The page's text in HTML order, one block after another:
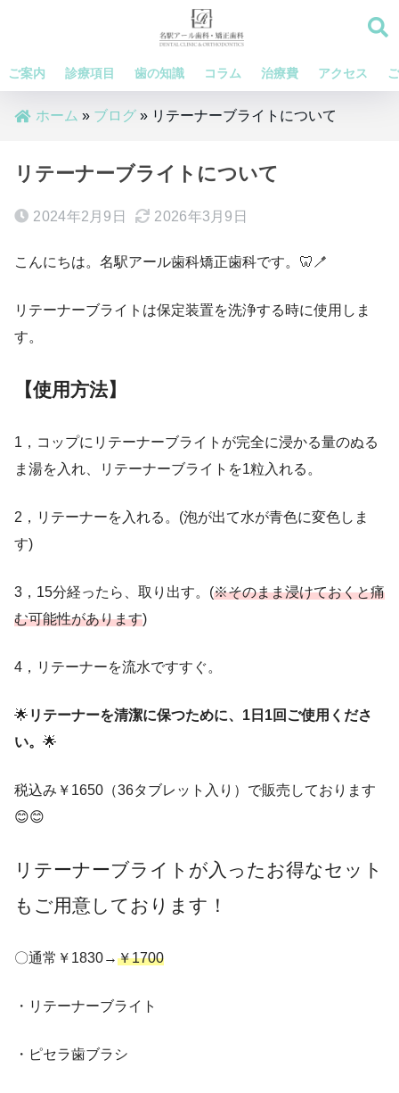
ご案内 診療項目 歯の知識 コラム 治療費 アクセス
ホーム » ブログ » リテーナーブライトについて
リテーナーブライトについて
2024年2月9日 2026年3月9日
こんにちは。名駅アール歯科矯正歯科です。🦷🪥
リテーナーブライトは保定装置を洗浄する時に使用しま
す。
【使用方法】
1，コップにリテーナーブライトが完全に浸かる量のぬる
ま湯を入れ、リテーナーブライトを1粒入れる。
2，リテーナーを入れる。(泡が出て水が青色に変色しま
す)
3，15分経ったら、取り出す。(※そのまま浸けておくと痛
む可能性があります)
4，リテーナーを流水ですすぐ。
🌟 リテーナーを清潔に保つために、1日1回ご使用くださ
い。 🌟
税込み￥1650（36タブレット入り）で販売しております
😊😊
リテーナーブライトが入ったお得なセット
もご用意しております！
〇通常￥1830→￥1700
・リテーナーブライト
・ピセラ歯ブラシ